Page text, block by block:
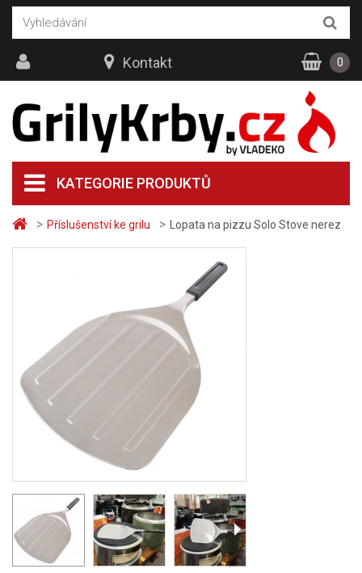
> Příslušenství ke grilu > Lopata na pizzu Solo Stove nerez
KATEGORIE PRODUKTŮ
Kontakt 0